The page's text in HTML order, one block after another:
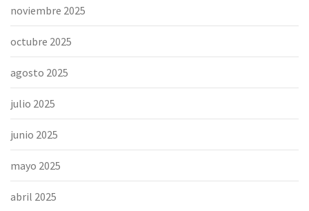
noviembre 2025
octubre 2025
agosto 2025
julio 2025
junio 2025
mayo 2025
abril 2025